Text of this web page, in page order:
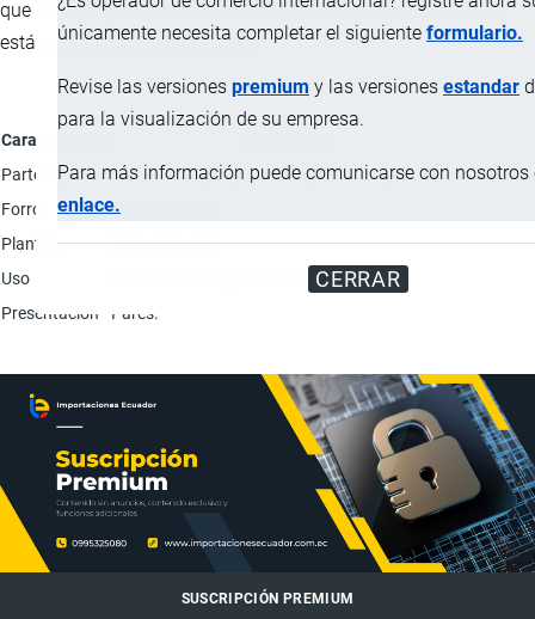
únicamente necesita completar el siguiente formulario.
Revise las versiones premium y las versiones estandar
para la visualización de su empresa.
Para más información puede comunicarse con nosotros
enlace.
CERRAR
que imita la gamuza, la suela es de caucho sintético, ambos
están unidos por cementación.
Característica
Parte superior Materia textil; Tejido trama y urdimbre; Poliéster.
Forro
Material textil.
Plantilla
Material textil.
Uso
Presentación
Pares.
SUSCRIPCIÓN PREMIUM